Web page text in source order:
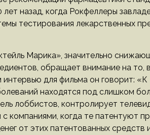
назад, когда Рокфеллеры
тестирования лекарственных
Марика», значительно
обращает внимание на то,
для фильма он говорит: «К
находятся под слишком
лоббистов, контролирует
компаниями, когда те патентуют
от этих патентованных средств